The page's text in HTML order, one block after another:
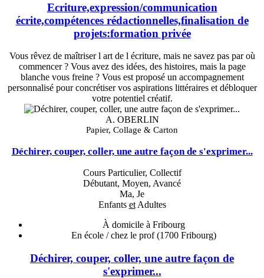
Ecriture,expression/communication
écrite,compétences rédactionnelles,finalisation de
projets:formation privée
Vous rêvez de maîtriser l art de l écriture, mais ne savez pas par où
commencer ? Vous avez des idées, des histoires, mais la page
blanche vous freine ? Vous est proposé un accompagnement
personnalisé pour concrétiser vos aspirations littéraires et débloquer
votre potentiel créatif.
A. OBERLIN
Papier, Collage & Carton
Déchirer, couper, coller, une autre façon de s'exprimer...
Cours Particulier, Collectif
Débutant, Moyen, Avancé
Ma, Je
Enfants etAdultes
À domicile à Fribourg
En école / chez le prof(1700 Fribourg)
Déchirer, couper, coller, une autre façon de
s'exprimer...